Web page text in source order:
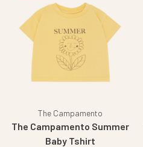
The Campamento
The Campamento Summer
Baby Tshirt